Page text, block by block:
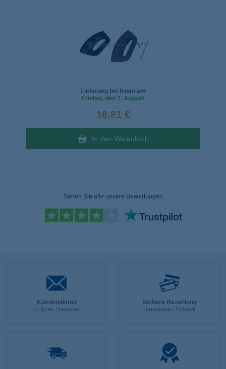
Lieferung bei Ihnen am
Freitag, den 7. August
16,81 €
In den Warenkorb
Sehen Sie alle unsere Bewertungen
Kundendienst
zu Ihren Diensten
Sichere Bezahlung
Bankkarte / Scheck